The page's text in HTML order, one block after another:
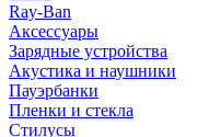
Ray-Ban
Аксессуары
Зарядные устройства
Акустика и наушники
Пауэрбанки
Пленки и стекла
Стилусы